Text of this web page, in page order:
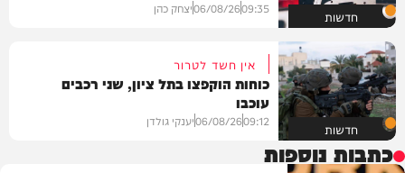
חדשות 09:35
06/08/26יצחק כהן
חדשות
אין חשד לטרור
כוחות הוקפצו בתל ציון, שני רכבים
עוכבו
09:12
06/08/26יענקי גולדן
כתבות נוספות